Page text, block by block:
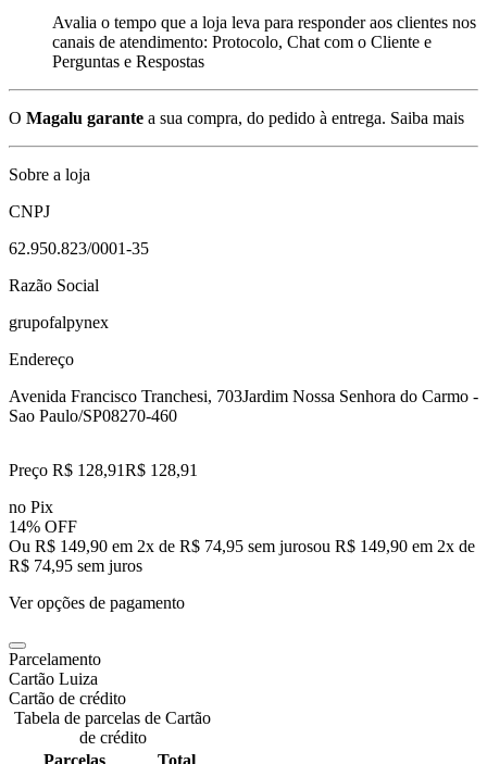
Avalia o tempo que a loja leva para responder aos clientes nos
canais de atendimento: Protocolo, Chat com o Cliente e
Perguntas e Respostas
O Magalu garante a sua compra, do pedido à entrega. Saiba mais
Sobre a loja
CNPJ
62.950.823/0001-35
Razão Social
grupofalpynex
Endereço
Avenida Francisco Tranchesi, 703Jardim Nossa Senhora do Carmo -
Sao Paulo/SP08270-460
Preço R$ 128,91R$ 128,91
no Pix
14% OFF
Ou R$ 149,90 em 2x de R$ 74,95 sem jurosou R$ 149,90 em 2x de
R$ 74,95 sem juros
Ver opções de pagamento
Parcelamento
Cartão Luiza
Cartão de crédito
Tabela de parcelas de Cartão
de crédito
Parcelas
Total